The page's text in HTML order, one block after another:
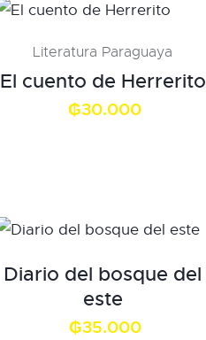
Literatura Paraguaya
El cuento de Herrerito
₲30.000
Diario del bosque del
este
₲35.000